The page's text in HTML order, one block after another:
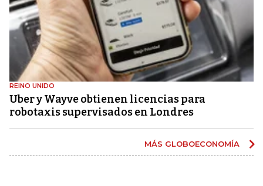
REINO UNIDO
Uber y Wayve obtienen licencias para
robotaxis supervisados ​​en Londres
MÁS GLOBOECONOMÍA